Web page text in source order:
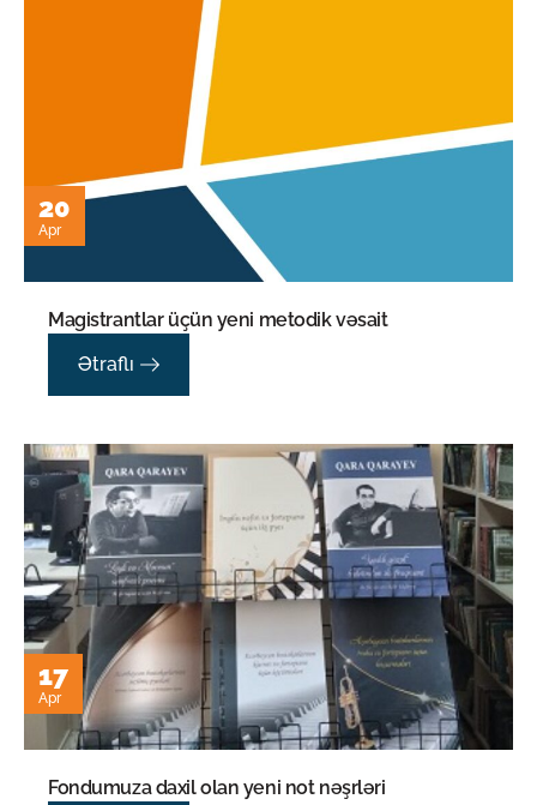
20
Apr
Magistrantlar üçün yeni metodik vəsait
Ətraflı
17
Apr
Fondumuza daxil olan yeni not nəşrləri